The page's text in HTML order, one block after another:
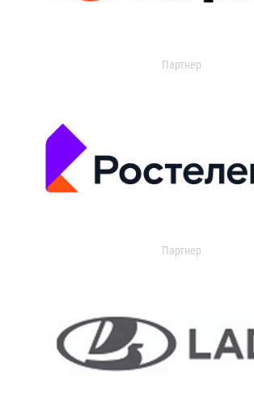
Партнер
Партнер